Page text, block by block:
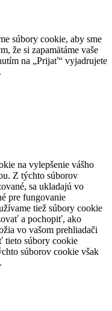
súbory cookie, aby sme
že si zapamätáme vaše
na „Prijať“ vyjadrujete
na vylepšenie vášho
Z týchto súborov
sa ukladajú vo
pre fungovanie
tiež súbory cookie
a pochopiť, ako
vo vašom prehliadači
tieto súbory cookie
súborov cookie však